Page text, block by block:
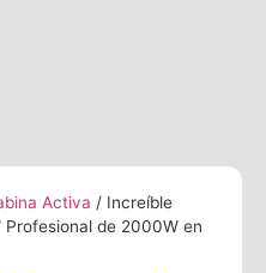
Activa / Increíble
Profesional de 2000W en